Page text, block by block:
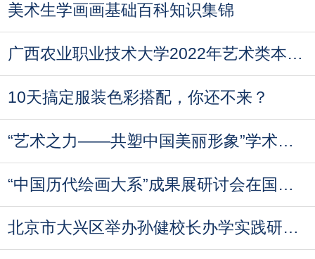
美术生学画画基础百科知识集锦
广西农业职业技术大学2022年艺术类本科专业录
10天搞定服装色彩搭配，你还不来？
“艺术之力——共塑中国美丽形象”学术论坛即
“中国历代绘画大系”成果展研讨会在国家博物
北京市大兴区举办孙健校长办学实践研讨会